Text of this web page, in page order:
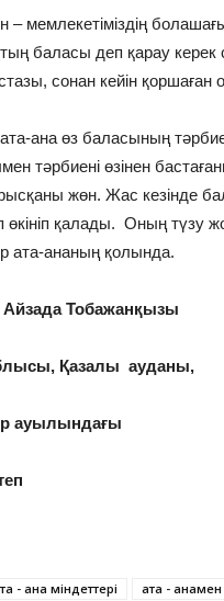
– мемлекетіміздің
баласы деп қарау
сонан кейін қоршаған
ана өз баласының
тәрбиені өзінен
жөн. Жас кезінде
өкініп қалады. Оның түзу
ата-ананың қолында.
Тобажанқызы
Қазалы ауданы,
ауылындағы
- ана міндеттері ата -